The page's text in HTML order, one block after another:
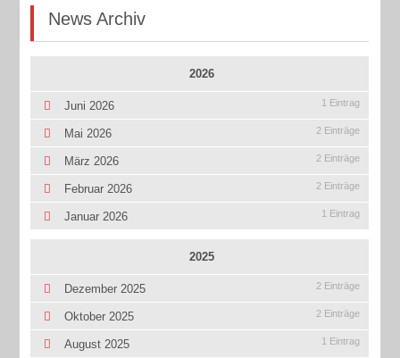
News Archiv
2026
Juni 2026 1 Eintrag
Mai 2026 2 Einträge
März 2026 2 Einträge
Februar 2026 2 Einträge
Januar 2026 1 Eintrag
2025
Dezember 2025 2 Einträge
Oktober 2025 2 Einträge
August 2025 1 Eintrag